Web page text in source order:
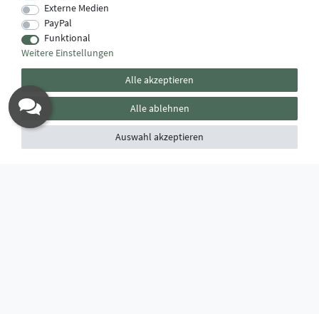
Externe Medien
PayPal
Funktional
Weitere Einstellungen
Alle akzeptieren
Alle ablehnen
Auswahl akzeptieren